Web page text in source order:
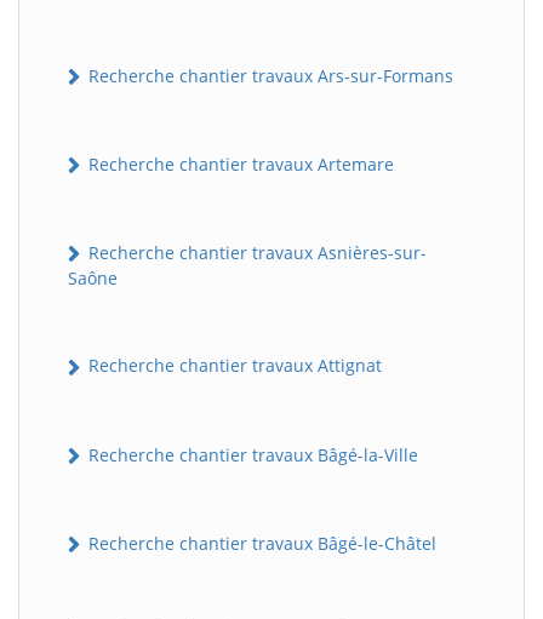
Recherche chantier travaux Ars-sur-Formans
Recherche chantier travaux Artemare
Recherche chantier travaux Asnières-sur-
Saône
Recherche chantier travaux Attignat
Recherche chantier travaux Bâgé-la-Ville
Recherche chantier travaux Bâgé-le-Châtel